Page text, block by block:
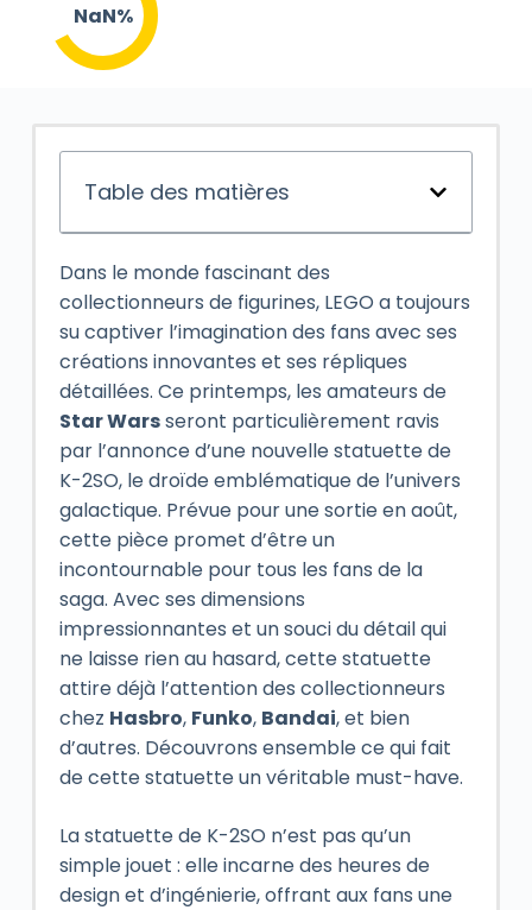
NaN%
Table des matières
Dans le monde fascinant des
collectionneurs de figurines, LEGO a toujours
su captiver l’imagination des fans avec ses
créations innovantes et ses répliques
détaillées. Ce printemps, les amateurs de
Star Warsseront particulièrement ravis
par l’annonce d’une nouvelle statuette de
K-2SO, le droïde emblématique de l’univers
galactique. Prévue pour une sortie en août,
cette pièce promet d’être un
incontournable pour tous les fans de la
saga. Avec ses dimensions
impressionnantes et un souci du détail qui
ne laisse rien au hasard, cette statuette
attire déjà l’attention des collectionneurs
chez Hasbro, Funko, Bandai, et bien
d’autres. Découvrons ensemble ce qui fait
de cette statuette un véritable must-have.
La statuette de K-2SO n’est pas qu’un
simple jouet : elle incarne des heures de
design et d’ingénierie, offrant aux fans une